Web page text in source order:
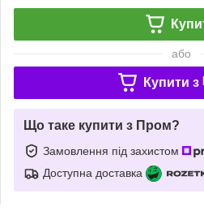
або
Купити з
Що таке купити з Пром?
Замовлення під захистом
Доступна доставка